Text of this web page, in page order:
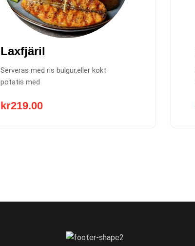
Laxfjäril
Serveras med ris bulgur,eller kokt
potatis med
kr219.00